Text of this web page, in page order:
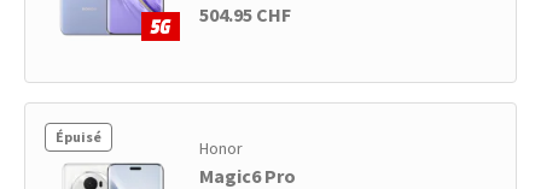
504.95 CHF
Épuisé Honor
Magic6 Pro